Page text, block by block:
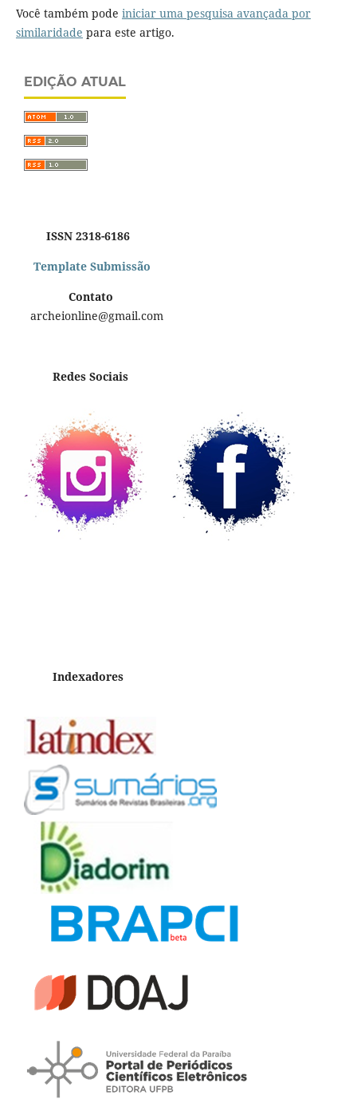
Você também pode iniciar uma pesquisa avançada por
similaridade para este artigo.
EDIÇÃO ATUAL
ISSN 2318-6186
Template Submissão
Contato
archeionline@gmail.com
Redes Sociais
Indexadores